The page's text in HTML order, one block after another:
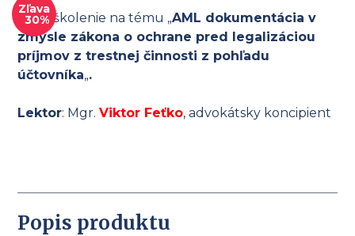
Zľava
30%
Videoškolenie na tému „AML dokumentácia v
zmysle zákona o ochrane pred legalizáciou
príjmov z trestnej činnosti z pohľadu
účtovníka„.
Lektor: Mgr.Viktor Feťko, advokátsky koncipient
Popis produktu